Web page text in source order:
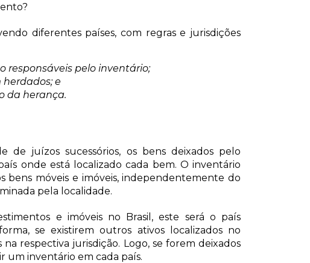
diferentes países, com regras e jurisdições
responsáveis pelo inventário;
herdados; e
da herança.
juízos sucessórios, os bens deixados pelo
onde está localizado cada bem. O inventário
bens móveis e imóveis, independentemente do
pela localidade.
e imóveis no Brasil, este será o país
se existirem outros ativos localizados no
respectiva jurisdição. Logo, se forem deixados
um inventário em cada país.